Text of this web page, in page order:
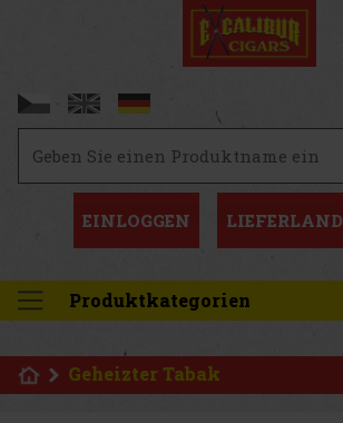
EINLOGGEN LIEFERLAND
Produktkategorien
Geheizter Tabak